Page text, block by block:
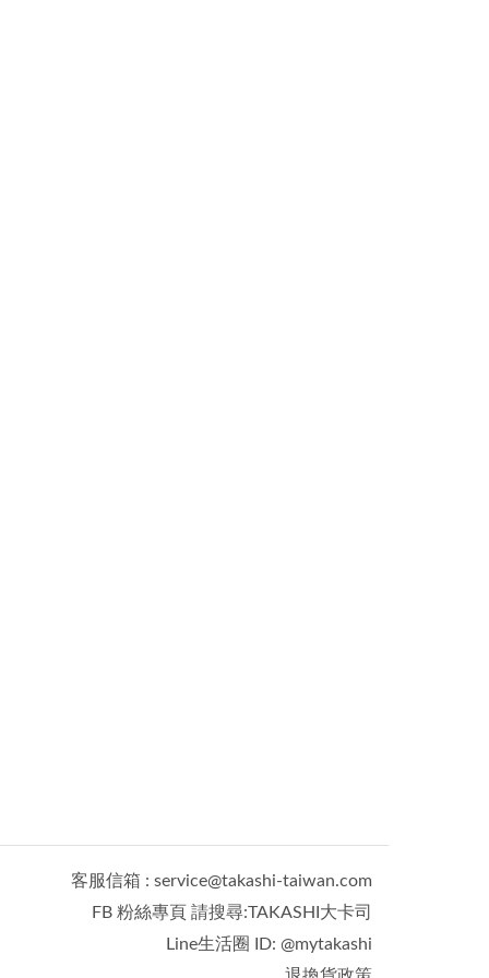
客服信箱 : service@takashi-taiwan.com
FB 粉絲專頁 請搜尋:TAKASHI大卡司
Line生活圈 ID: @mytakashi